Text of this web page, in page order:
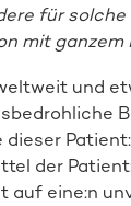
für
mit
und
dieser
der
auf eine:n